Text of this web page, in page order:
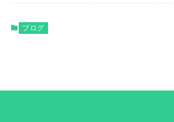
ブログ